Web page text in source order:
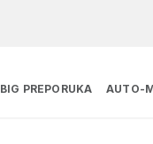
BIG PREPORUKA AUTO-